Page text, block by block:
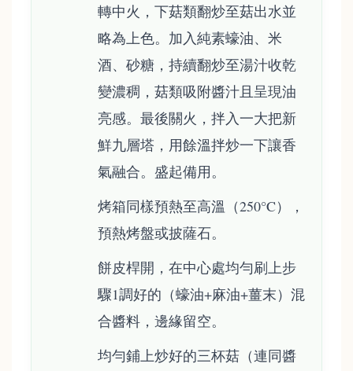
轉中火，下菇類翻炒至菇出水並
略為上色。加入純素蠔油、米
酒、砂糖，持續翻炒至湯汁收乾
變濃稠，菇類吸附醬汁且呈現油
亮感。最後關火，拌入一大把新
鮮九層塔，用餘溫拌炒一下讓香
氣融合。盛起備用。
烤箱同樣預熱至高溫（250°C），
預熱烤盤或披薩石。
餅皮桿開，在中心處均勻刷上步
驟1調好的（蠔油+麻油+薑末）混
合醬料，邊緣留空。
均勻鋪上炒好的三杯菇（連同醬